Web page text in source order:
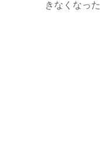
きなくなった